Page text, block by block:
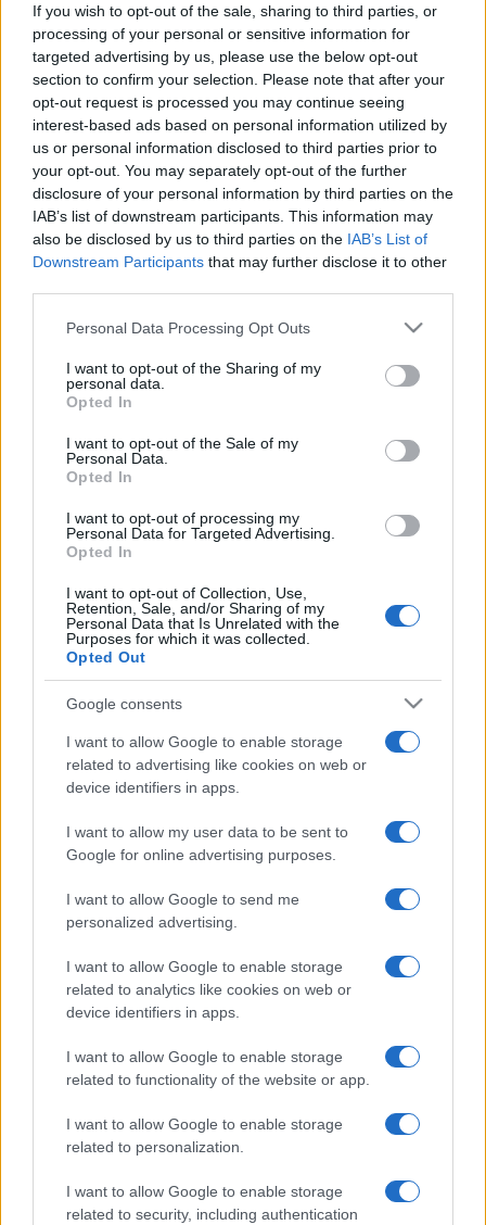
If you wish to opt-out of the sale, sharing to third parties, or
processing of your personal or sensitive information for
targeted advertising by us, please use the below opt-out
section to confirm your selection. Please note that after your
opt-out request is processed you may continue seeing
interest-based ads based on personal information utilized by
us or personal information disclosed to third parties prior to
your opt-out. You may separately opt-out of the further
disclosure of your personal information by third parties on the
IAB’s list of downstream participants. This information may
also be disclosed by us to third parties on the IAB’s List of
Downstream Participants that may further disclose it to other
Please note that this website/app uses one or more Google
not limited to your visit or usage behaviour. You may click to
grant or deny consent to Google and its third-party tags to
use your data for below specified purposes in below Google
consent section.
Personal Data Processing Opt Outs
I want to opt-out of the Sharing of my
personal data.
Opted In
I want to opt-out of the Sale of my
Personal Data.
Opted In
I want to opt-out of processing my
Personal Data for Targeted Advertising.
Opted In
I want to opt-out of Collection, Use,
Retention, Sale, and/or Sharing of my
Personal Data that Is Unrelated with the
Purposes for which it was collected.
Opted Out
Google consents
I want to allow Google to enable storage
related to advertising like cookies on web or
device identifiers in apps.
I want to allow my user data to be sent to
Google for online advertising purposes.
I want to allow Google to send me
personalized advertising.
I want to allow Google to enable storage
related to analytics like cookies on web or
device identifiers in apps.
I want to allow Google to enable storage
related to functionality of the website or app.
I want to allow Google to enable storage
related to personalization.
I want to allow Google to enable storage
related to security, including authentication
szellemiségéhez, nem véletlen tehát a népszerű zenekar
meghívása a fesztiválra, sőt azt is elárulta, hogy további
közös terveik is vannak.
A hiánypótló fesztiválra méltán elismert művészek, a
szakma nagyjai fogadták el a meghívást, mint például a
hazánkba örömmel visszatérő Duda Paiva holland
bábművész, Stephen Mottram Angliából, vagy a dél-afrikai
származású Janni Younge. Vendégül látnak továbbá
izgalmasabbnál izgalmasabb előadásokat többek között
Franciaországból, Lengyelországból, Spanyolországból,
bábművészek is bemutatkoznak a budapesti közönségnek:
a Marosvásárhelyi Művészeti Egyetem bábművészet
szakának másodéves hallgatói is meghívást kaptak egy
vizsgaelőadásukkal.
Fotó: Piti Marcell
„A fesztivál lehetőséget ad számunkra, hogy a programba a
legjobb nemzetközi előadásokat tudjuk meghívni. Bízunk
abban, hogy a nézőinknek megmutathatjuk, milyen széles
skálán mozog ez a műfaj, és még nyitottabbá tudjuk tenni
őket saját kísérletezéseinkre. A Budapest Bábszínház
ebben az évadban felélesztette Kísérleti Stúdióját,
amelynek célja progresszív: a kortárs bábművészet új útjait
kereső produkciók létrehozása. Egyértelmű volt számunkra,